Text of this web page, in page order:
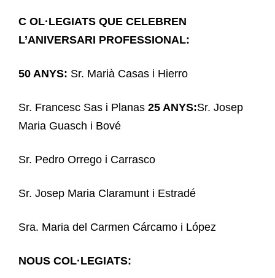
C OL·LEGIATS QUE CELEBREN
L’ANIVERSARI PROFESSIONAL:
50 ANYS: Sr. Marià Casas i Hierro
Sr. Francesc Sas i Planas 25 ANYS:Sr. Josep
Maria Guasch i Bové
Sr. Pedro Orrego i Carrasco
Sr. Josep Maria Claramunt i Estradé
Sra. Maria del Carmen Cárcamo i López
NOUS COL·LEGIATS: